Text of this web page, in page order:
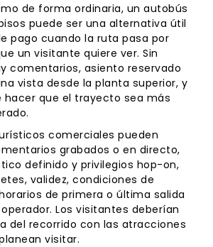
de forma ordinaria, un autobús
puede ser una alternativa útil
pago cuando la ruta pasa por
un visitante quiere ver. Sin
comentarios, asiento reservado
vista desde la planta superior, y
que el trayecto sea más
comerciales pueden
grabados o en directo,
definido y privilegios hop-on,
validez, condiciones de
de primera o última salida
Los visitantes deberían
del recorrido con las atracciones
visitar.